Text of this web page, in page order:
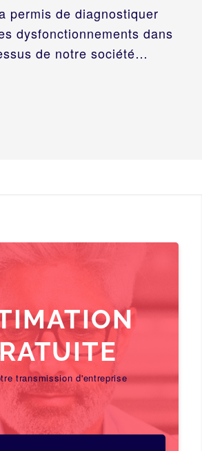
permis de diagnostiquer
dysfonctionnements dans
de notre société…
transmission d'entreprise